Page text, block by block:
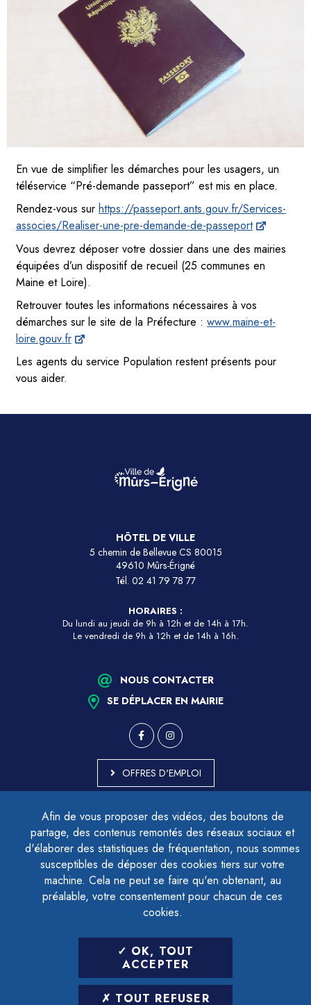
Afin de vous proposer des vidéos, des boutons de
partage, des contenus remontés des réseaux sociaux et
d'élaborer des statistiques de fréquentation, nous sommes
susceptibles de déposer des cookies tiers sur votre
machine. Cela ne peut se faire qu'en obtenant, au
préalable, votre consentement pour chacun de ces
cookies.
OK, TOUT
ACCEPTER
TOUT REFUSER
En vue de simplifier les démarches pour les usagers, un
téléservice “Pré-demande passeport” est mis en place.
Rendez-vous sur https://passeport.ants.gouv.fr/Services-
associes/Realiser-une-pre-demande-de-passeport
Vous devrez déposer votre dossier dans une des mairies
équipées d’un dispositif de recueil (25 communes en
Maine et Loire).
Retrouver toutes les informations nécessaires à vos
démarches sur le site de la Préfecture : www.maine-et-
loire.gouv.fr
Les agents du service Population restent présents pour
vous aider.
HÔTEL DE VILLE
5 chemin de Bellevue CS 80015
49610 Mûrs-Érigné
Tél. 02 41 79 78 77
HORAIRES :
Du lundi au jeudi de 9h à 12h et de 14h à 17h.
Le vendredi de 9h à 12h et de 14h à 16h.
NOUS CONTACTER
SE DÉPLACER EN MAIRIE
OFFRES D'EMPLOI
ACCESSIBILITÉ - PARTIELLEMENT CONFORME
PLAN DU SITE
MENTIONS LÉGALES
CONTACTER LE DÉLÉGUÉ À LA PROTECTION DES DONNÉES
GESTION DES COOKIES
LETTRE D'INFORMATION
SAISIR VOTRE ADRESSE E-MAIL
POUR VOUS INSCRIRE :